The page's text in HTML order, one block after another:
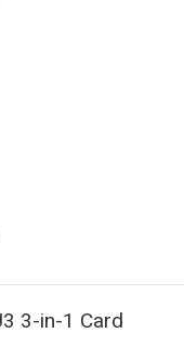
3-in-1 Card